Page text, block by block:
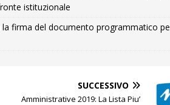
istituzionale
firma del documento programmatico
SUCCESSIVO
Amministrative 2019: La Lista Piu’